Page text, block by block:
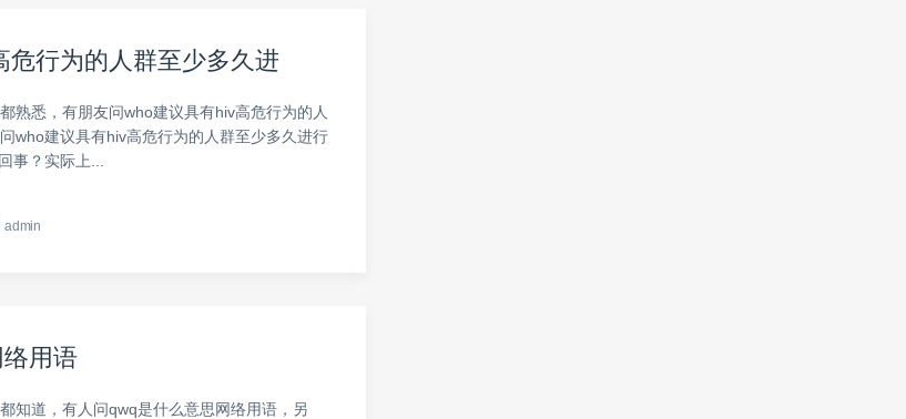
危行为的人群至少多久进
熟悉，有朋友问who建议具有hiv高危行为的人
who建议具有hiv高危行为的人群至少多久进行
事？实际上...
admin
用语
知道，有人问qwq是什么意思网络用语，另